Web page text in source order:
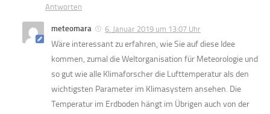
Antworten
meteomara 6. Januar 2019 um 13:07 Uhr
Wäre interessant zu erfahren, wie Sie auf diese Idee
kommen, zumal die Weltorganisation für Meteorologie und
so gut wie alle Klimaforscher die Lufttemperatur als den
wichtigsten Parameter im Klimasystem ansehen. Die
Temperatur im Erdboden hängt im Übrigen auch von der